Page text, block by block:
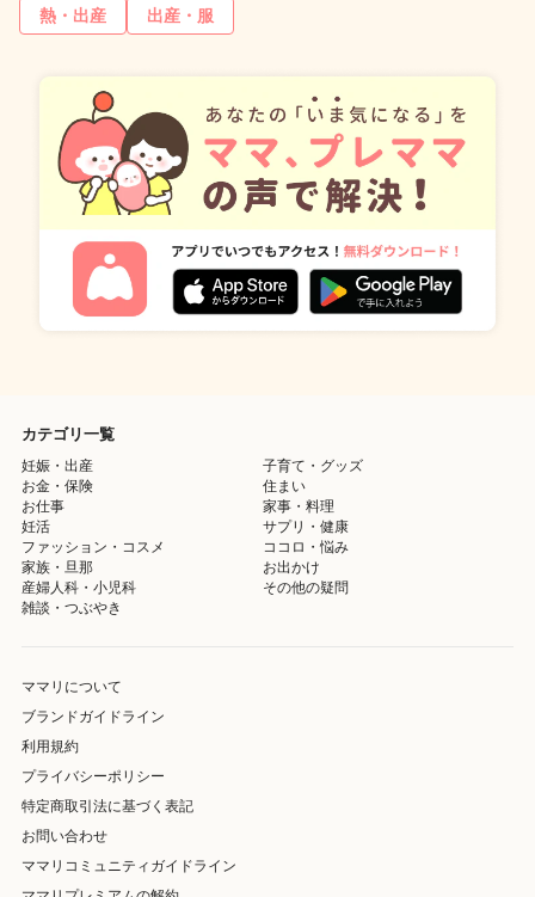
熱・出産
出産・服
カテゴリ一覧
妊娠・出産
子育て・グッズ
お金・保険
住まい
お仕事
家事・料理
妊活
サプリ・健康
ファッション・コスメ
ココロ・悩み
家族・旦那
お出かけ
産婦人科・小児科
その他の疑問
雑談・つぶやき
ママリについて
ブランドガイドライン
利用規約
プライバシーポリシー
特定商取引法に基づく表記
お問い合わせ
ママリコミュニティガイドライン